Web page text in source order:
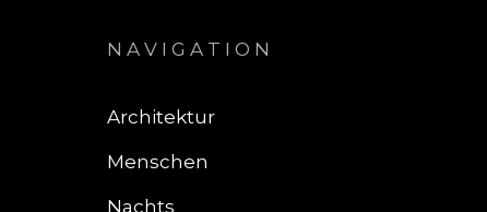
NAVIGATION
Architektur
Menschen
Nachts